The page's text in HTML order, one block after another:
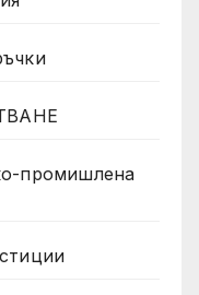
промишлена